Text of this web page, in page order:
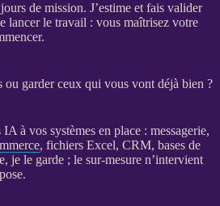
de mission. J’estime et fais valider
lancer le travail : vous maîtrisez votre
garder ceux qui vous vont déjà bien ?
IA à vos systèmes en place : messagerie,
, fichiers Excel, CRM, bases de
je le garde ; le sur-mesure n’intervient